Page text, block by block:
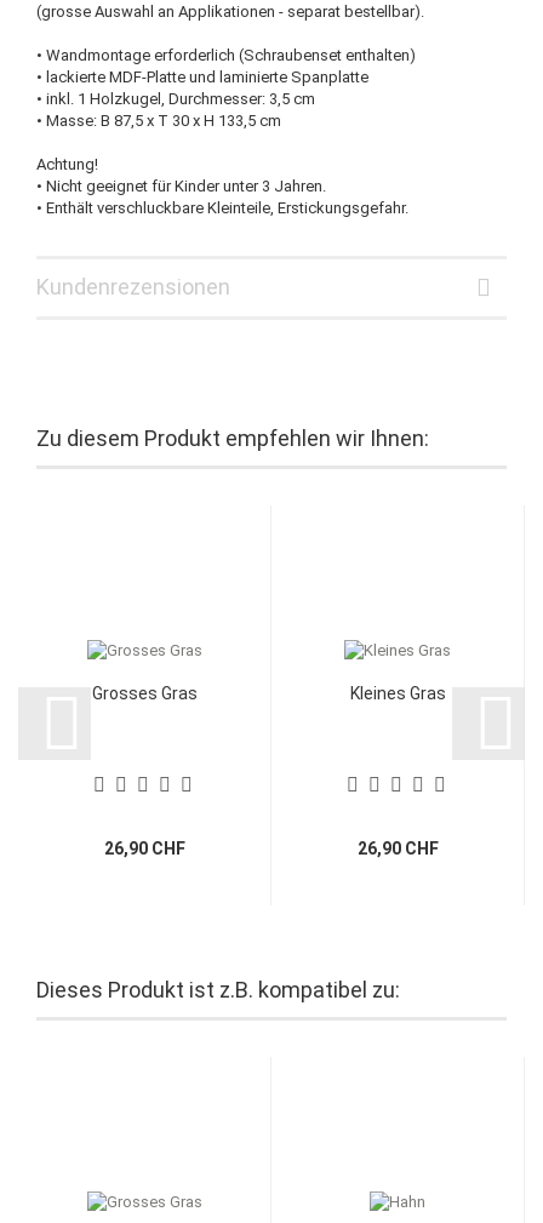
(grosse Auswahl an Applikationen - separat bestellbar).
• Wandmontage erforderlich (Schraubenset enthalten)
• lackierte MDF-Platte und laminierte Spanplatte
• inkl. 1 Holzkugel, Durchmesser: 3,5 cm
• Masse: B 87,5 x T 30 x H 133,5 cm
Achtung!
• Nicht geeignet für Kinder unter 3 Jahren.
• Enthält verschluckbare Kleinteile, Erstickungsgefahr.
Kundenrezensionen
Zu diesem Produkt empfehlen wir Ihnen:
Grosses Gras
26,90 CHF
Kleines Gras
26,90 CHF
Dieses Produkt ist z.B. kompatibel zu: